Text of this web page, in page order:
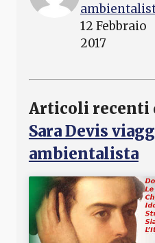
12 Febbraio
2017
Articoli recenti
Sara Devis
ambientalista